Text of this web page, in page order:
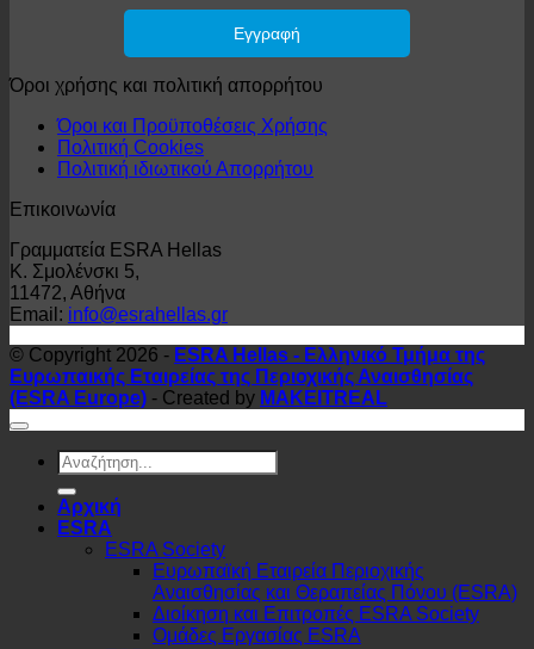
Όροι χρήσης και πολιτική απορρήτου
Όροι και Προϋποθέσεις Χρήσης
Πολιτική Cookies
Πολιτική ιδιωτικού Απορρήτου
Επικοινωνία
Γραμματεία ESRA Hellas
Κ. Σμολένσκι 5,
11472, Αθήνα
Email: info@esrahellas.gr
© Copyright 2026 - ESRA Hellas - Ελληνικό Τμήμα της
Ευρωπαικής Εταιρείας της Περιοχικής Αναισθησίας
(ESRA Europe) - Created by MAKEITREAL
Αρχική
ESRA
ESRA Society
Ευρωπαϊκή Εταιρεία Περιοχικής
Αναισθησίας και Θεραπείας Πόνου (ESRA)
Διοίκηση και Επιτροπές ESRA Society
Ομάδες Εργασίας ESRA